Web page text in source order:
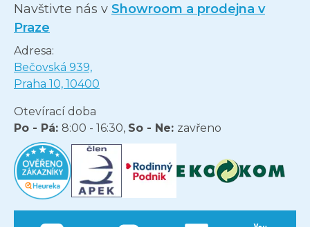
Navštivte nás v Showroom a prodejna v
Praze
Adresa:
Bečovská 939,
Praha 10, 10400
Otevírací doba
Po - Pá: 8:00 - 16:30, So - Ne: zavřeno